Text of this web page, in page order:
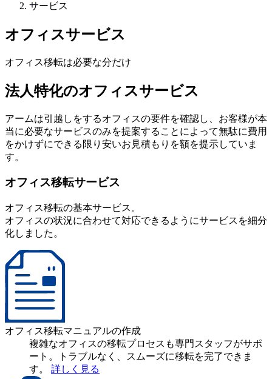
サービス
オフィスサービス
オフィス移転は必要な分だけ
法人特化のオフィスサービス
アームは引越しをするオフィスの要件を確認し、お客様が本
当に必要なサービスのみを提案することによって無駄に費用
をかけずにできる限り安いお見積もりを額を提示していま
す。
オフィス移転サービス
オフィス移転の基本サービス。
オフィスの状況に合わせて対応できるようにサービスを細分
化しました。
オフィス移転マニュアルの作成
複雑なオフィスの移転プロセスも専門スタッフがサポ
ート。トラブルなく、スムーズに移転を完了できま
す。 詳しく見る